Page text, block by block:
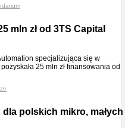
mln zł od 3TS Capital
specjalizująca się w
25 mln zł finansowania od
polskich mikro, małych